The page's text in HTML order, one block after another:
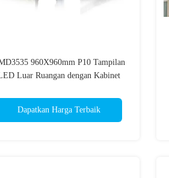
960X960mm P10 Tampilan
Luar Ruangan dengan Kabinet
Dapatkan Harga Terbaik